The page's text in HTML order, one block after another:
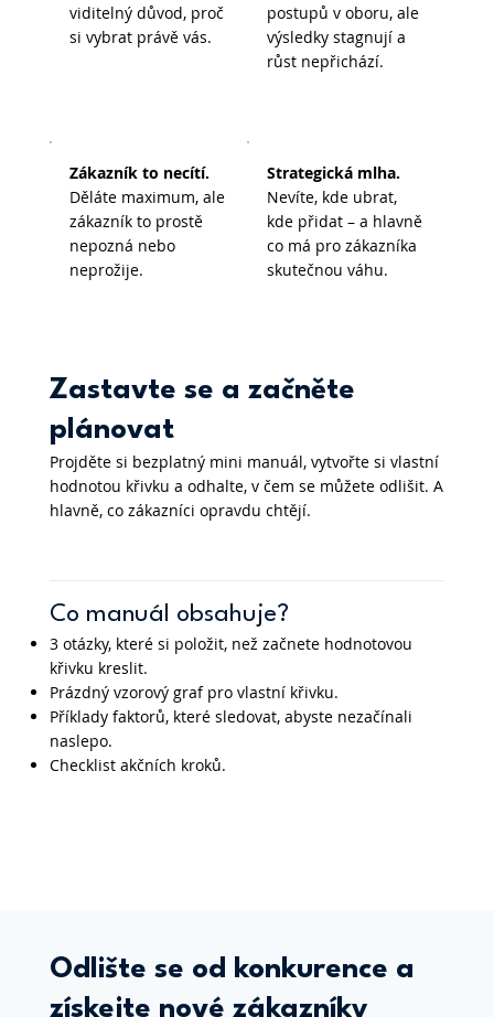
viditelný důvod, proč
si vybrat právě vás.
postupů v oboru, ale
výsledky stagnují a
růst nepřichází.
Zákazník to necítí.
Děláte maximum, ale
zákazník to prostě
nepozná nebo
neprožije.
Strategická mlha.
Nevíte, kde ubrat,
kde přidat – a hlavně
co má pro zákazníka
skutečnou váhu.
Zastavte se a začněte
plánovat
Projděte si bezplatný mini manuál, vytvořte si vlastní
hodnotou křivku a odhalte, v čem se můžete odlišit. A
hlavně, co zákazníci opravdu chtějí.
Co manuál obsahuje?
3 otázky, které si položit, než začnete hodnotovou
křivku kreslit.
Prázdný vzorový graf pro vlastní křivku.
Příklady faktorů, které sledovat, abyste nezačínali
naslepo.
Checklist akčních kroků.
Odlište se od konkurence a
získejte nové zákazníky